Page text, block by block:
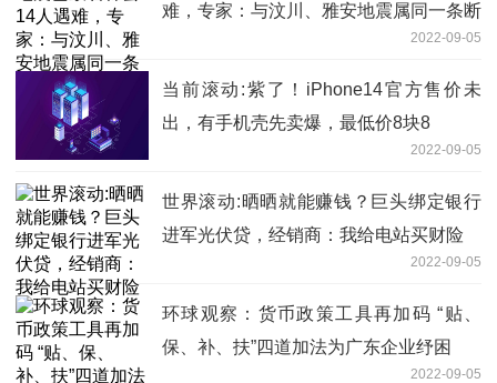
难，专家：与汶川、雅安地震属同一条断
2022-09-05
当前滚动:紫了！iPhone14官方售价未
出，有手机壳先卖爆，最低价8块8
2022-09-05
世界滚动:晒晒就能赚钱？巨头绑定银行
进军光伏贷，经销商：我给电站买财险
2022-09-05
环球观察：货币政策工具再加码 “贴、
保、补、扶”四道加法为广东企业纾困
2022-09-05